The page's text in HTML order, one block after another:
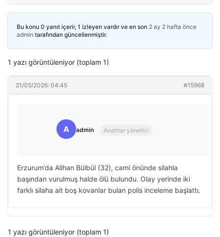
Bu konu 0 yanıt içerir, 1 izleyen vardır ve en son 2 ay 2 hafta önce
admin tarafından güncellenmiştir.
1 yazı görüntüleniyor (toplam 1)
21/05/2026: 04:45 #15968
A admin Anahtar yönetici
Erzurum’da Alihan Bülbül (32), cami önünde silahla
başından vurulmuş halde ölü bulundu. Olay yerinde iki
farklı silaha ait boş kovanlar bulan polis inceleme başlattı.
1 yazı görüntüleniyor (toplam 1)